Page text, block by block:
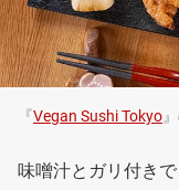
『Vegan Sushi Tokyo
味噌汁とガリ付き